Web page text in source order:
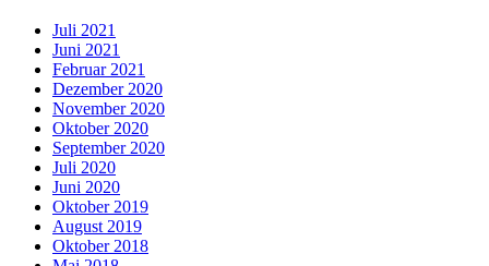
Juli 2021
Juni 2021
Februar 2021
Dezember 2020
November 2020
Oktober 2020
September 2020
Juli 2020
Juni 2020
Oktober 2019
August 2019
Oktober 2018